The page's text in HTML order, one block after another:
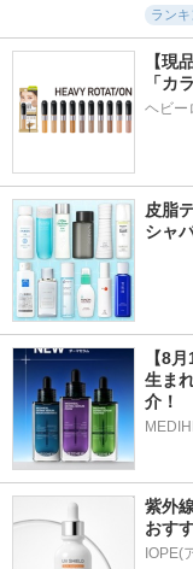
ラン
【現
「カ
ヘビー
皮脂
シャ
【8
生ま
介！
紫外
おす
IOPE(